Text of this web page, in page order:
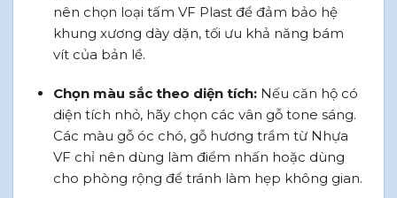
nên chọn loại tấm VF Plast để đảm bảo hệ
khung xương dày dặn, tối ưu khả năng bám
vít của bản lề.
Chọn màu sắc theo diện tích:Nếu căn hộ có
diện tích nhỏ, hãy chọn các vân gỗ tone sáng.
Các màu gỗ óc chó, gỗ hương trầm từ Nhựa
VF chỉ nên dùng làm điểm nhấn hoặc dùng
cho phòng rộng để tránh làm hẹp không gian.